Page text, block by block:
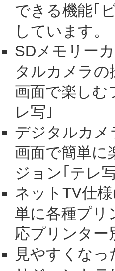
できる機能｢
しています。
SDメモリー
タルカメラの
画面で楽しむ
レ写｣
デジタルカメ
画面で簡単に
ジョン｢テレ
ネットTV仕
単に各種プリ
応プリンター
見やすくな